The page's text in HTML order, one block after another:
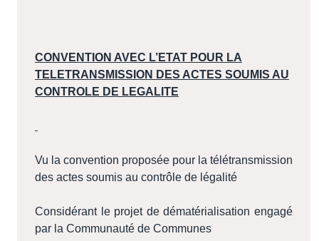
CONVENTION AVEC L’ETAT POUR LA
TELETRANSMISSION DES ACTES SOUMIS AU
CONTROLE DE LEGALITE
Vu la convention proposée pour la télétransmission
des actes soumis au contrôle de légalité
Considérant le projet de dématérialisation engagé
par la Communauté de Communes